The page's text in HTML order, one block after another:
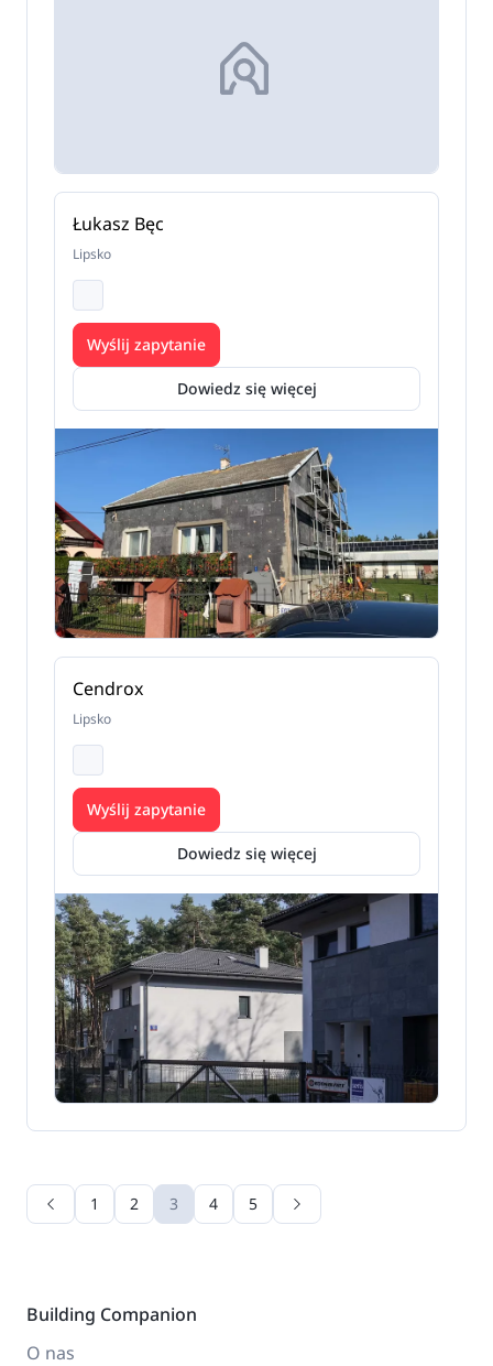
Łukasz Bęc
Lipsko
Dowiedz się więcej
Wyślij zapytanie
Cendrox
Lipsko
Dowiedz się więcej
Wyślij zapytanie
1 2 3 4 5
Building Companion
O nas